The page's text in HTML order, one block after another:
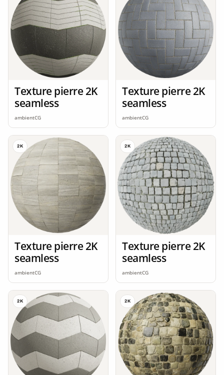
Texture pierre 2K
seamless
ambientCG
Texture pierre 2K
seamless
ambientCG
2K
Texture pierre 2K
seamless
ambientCG
2K
Texture pierre 2K
seamless
ambientCG
2K 2K